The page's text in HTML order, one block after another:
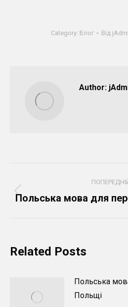
Category: Блог Від
Author:
navigation
Польська мова для
Related Posts
Польська
Польщі